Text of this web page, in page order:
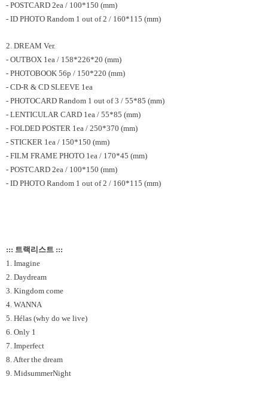
- POSTCARD 2ea / 100*150 (mm)
- ID PHOTO Random 1 out of 2 / 160*115 (mm)
2. DREAM Ver.
- OUTBOX 1ea / 158*226*20 (mm)
- PHOTOBOOK 56p / 150*220 (mm)
- CD-R & CD SLEEVE 1ea
- PHOTOCARD Random 1 out of 3 / 55*85 (mm)
- LENTICULAR CARD 1ea / 55*85 (mm)
- FOLDED POSTER 1ea / 250*370 (mm)
- STICKER 1ea / 150*150 (mm)
- FILM FRAME PHOTO 1ea / 170*45 (mm)
- POSTCARD 2ea / 100*150 (mm)
- ID PHOTO Random 1 out of 2 / 160*115 (mm)
::: 트랙리스트 :::
1. Imagine
2. Daydream
3. Kingdom come
4. WANNA
5. Hélas (why do we live)
6. Only 1
7. Imperfect
8. After the dream
9. MidsummerNight